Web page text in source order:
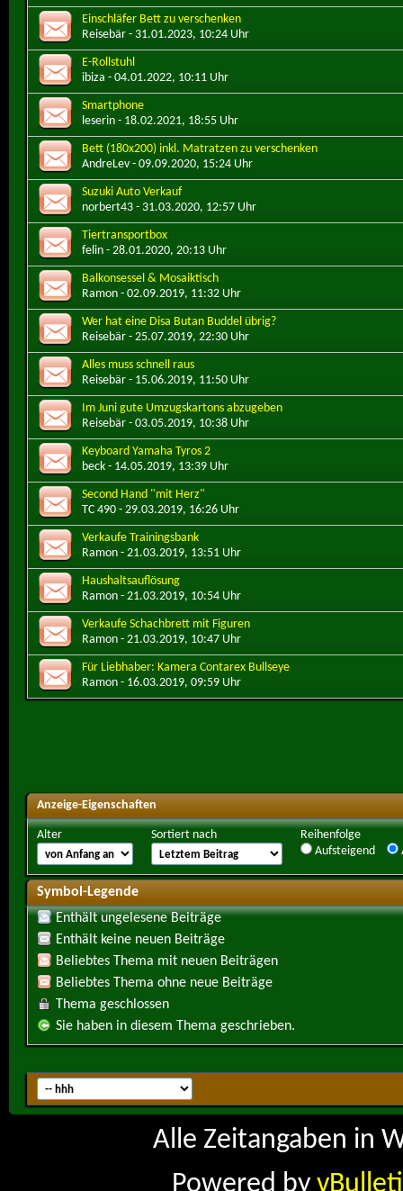
Einschläfer Bett zu verschenken
Reisebär - 31.01.2023, 10:24 Uhr
E-Rollstuhl
ibiza - 04.01.2022, 10:11 Uhr
Smartphone
leserin - 18.02.2021, 18:55 Uhr
Bett (180x200) inkl. Matratzen zu verschenken
AndreLev - 09.09.2020, 15:24 Uhr
Suzuki Auto Verkauf
norbert43 - 31.03.2020, 12:57 Uhr
Tiertransportbox
felin - 28.01.2020, 20:13 Uhr
Balkonsessel & Mosaiktisch
Ramon - 02.09.2019, 11:32 Uhr
Wer hat eine Disa Butan Buddel übrig?
Reisebär - 25.07.2019, 22:30 Uhr
Alles muss schnell raus
Reisebär - 15.06.2019, 11:50 Uhr
Im Juni gute Umzugskartons abzugeben
Reisebär - 03.05.2019, 10:38 Uhr
Keyboard Yamaha Tyros 2
beck - 14.05.2019, 13:39 Uhr
Second Hand "mit Herz"
TC 490 - 29.03.2019, 16:26 Uhr
Verkaufe Trainingsbank
Ramon - 21.03.2019, 13:51 Uhr
Haushaltsauflösung
Ramon - 21.03.2019, 10:54 Uhr
Verkaufe Schachbrett mit Figuren
Ramon - 21.03.2019, 10:47 Uhr
Für Liebhaber: Kamera Contarex Bullseye
Ramon - 16.03.2019, 09:59 Uhr
Anzeige-Eigenschaften
Alter Sortiert nach
Reihenfolge
Aufsteigend
Symbol-Legende
Enthält ungelesene Beiträge
Enthält keine neuen Beiträge
Beliebtes Thema mit neuen Beiträgen
Beliebtes Thema ohne neue Beiträge
Thema geschlossen
Sie haben in diesem Thema geschrieben.
Alle Zeitangaben in
Powered by